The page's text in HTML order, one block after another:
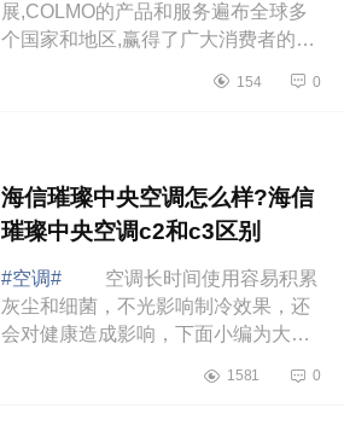
展,COLMO的产品和服务遍布全球多
个国家和地区,赢得了广大消费者的青
colmo图灵空调怎么样？colmo图灵空
154 0
海信璀璨中央空调怎么样?海信
璀璨中央空调c2和c3区别
#空调#
空调长时间使用容易积累
灰尘和细菌，不光影响制冷效果，还
会对健康造成影响，下面小编为大家
璀璨中央空调c2和c3区别 海信璀
1581 0